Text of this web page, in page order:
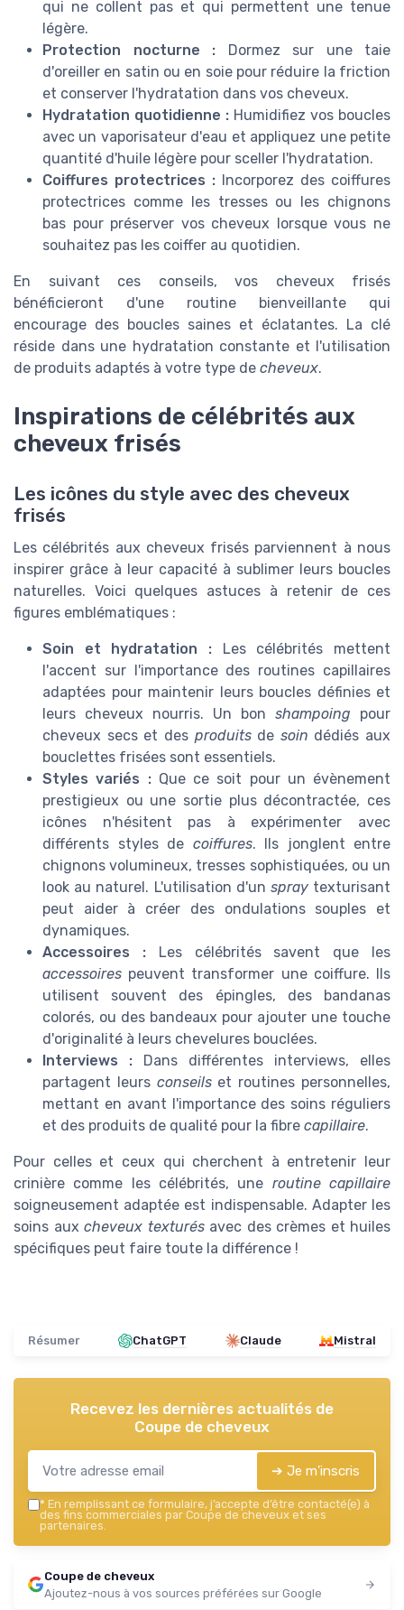
qui ne collent pas et qui permettent une tenue
légère.
Protection nocturne : Dormez sur une taie
d'oreiller en satin ou en soie pour réduire la friction
et conserver l'hydratation dans vos cheveux.
Hydratation quotidienne : Humidifiez vos boucles
avec un vaporisateur d'eau et appliquez une petite
quantité d'huile légère pour sceller l'hydratation.
Coiffures protectrices : Incorporez des coiffures
protectrices comme les tresses ou les chignons
bas pour préserver vos cheveux lorsque vous ne
souhaitez pas les coiffer au quotidien.
En suivant ces conseils, vos cheveux frisés
bénéficieront d'une routine bienveillante qui
encourage des boucles saines et éclatantes. La clé
réside dans une hydratation constante et l'utilisation
de produits adaptés à votre type de cheveux.
Inspirations de célébrités aux
cheveux frisés
Les icônes du style avec des cheveux
frisés
Les célébrités aux cheveux frisés parviennent à nous
inspirer grâce à leur capacité à sublimer leurs boucles
naturelles. Voici quelques astuces à retenir de ces
figures emblématiques :
Soin et hydratation : Les célébrités mettent
l'accent sur l'importance des routines capillaires
adaptées pour maintenir leurs boucles définies et
leurs cheveux nourris. Un bon shampoing pour
cheveux secs et des produitsde soin dédiés aux
bouclettes frisées sont essentiels.
Styles variés :Que ce soit pour un évènement
prestigieux ou une sortie plus décontractée, ces
icônes n'hésitent pas à expérimenter avec
différents styles de coiffures. Ils jonglent entre
chignons volumineux, tresses sophistiquées, ou un
look au naturel. L'utilisation d'un spraytexturisant
peut aider à créer des ondulations souples et
dynamiques.
Accessoires :Les célébrités savent que les
accessoires peuvent transformer une coiffure. Ils
utilisent souvent des épingles, des bandanas
colorés, ou des bandeaux pour ajouter une touche
d'originalité à leurs chevelures bouclées.
Interviews : Dans différentes interviews, elles
partagent leurs conseilset routines personnelles,
mettant en avant l'importance des soins réguliers
et des produits de qualité pour la fibre capillaire.
Pour celles et ceux qui cherchent à entretenir leur
crinière comme les célébrités, une routine capillaire
soigneusement adaptée est indispensable. Adapter les
soins aux cheveux texturésavec des crèmes et huiles
spécifiques peut faire toute la différence !
Résumer ChatGPT Claude Mistral
Recevez les dernières actualités de
Coupe de cheveux
➔ Je m'inscris
* En remplissant ce formulaire, j’accepte d’être contacté(e) à
des fins commerciales par Coupe de cheveux et ses
partenaires.
Coupe de cheveux
Ajoutez-nous à vos sources préférées sur Google